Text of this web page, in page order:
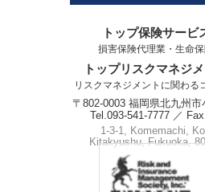
トップ保険サービ
損害保険代理業・生命
トップリスクマネジ
リスクマネジメントに関わる
〒802-0003 福岡県北九州
Tel.093-541-7777 ／
1-3-1, Komemachi,
Kitakyushu, Fukuoka,
Phone.+81-93-